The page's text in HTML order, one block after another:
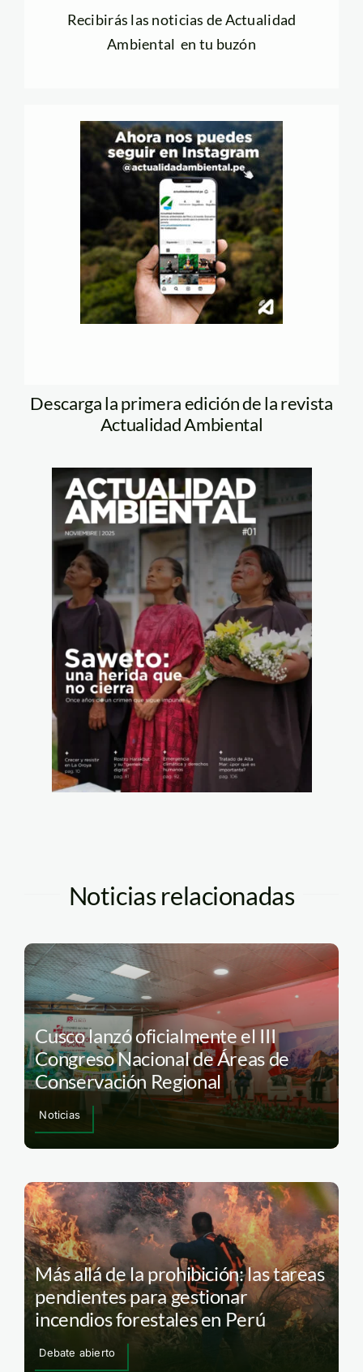
Recibirás las noticias de Actualidad
Ambiental en tu buzón
Descarga la primera edición de la revista
Actualidad Ambiental
Noticias relacionadas
Cusco lanzó oficialmente el III
Congreso Nacional de Áreas de
Conservación Regional
Noticias
Más allá de la prohibición: las tareas
pendientes para gestionar
incendios forestales en Perú
Debate abierto